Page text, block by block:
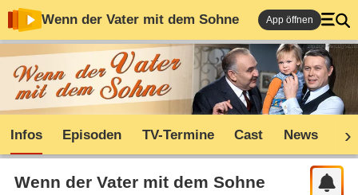
Wenn der Vater mit dem Sohne App öffnen
Infos Episoden TV-Termine Cast News
Wenn der Vater mit dem Sohne